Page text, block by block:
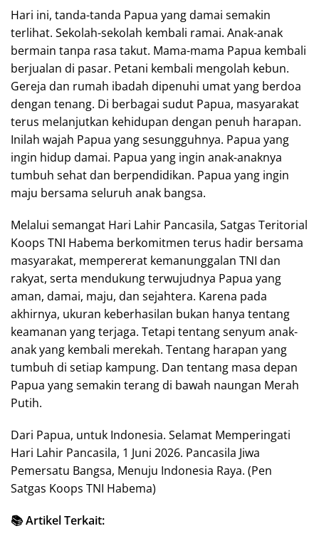
Hari ini, tanda-tanda Papua yang damai semakin
terlihat. Sekolah-sekolah kembali ramai. Anak-anak
bermain tanpa rasa takut. Mama-mama Papua kembali
berjualan di pasar. Petani kembali mengolah kebun.
Gereja dan rumah ibadah dipenuhi umat yang berdoa
dengan tenang. Di berbagai sudut Papua, masyarakat
terus melanjutkan kehidupan dengan penuh harapan.
Inilah wajah Papua yang sesungguhnya. Papua yang
ingin hidup damai. Papua yang ingin anak-anaknya
tumbuh sehat dan berpendidikan. Papua yang ingin
maju bersama seluruh anak bangsa.
Melalui semangat Hari Lahir Pancasila, Satgas Teritorial
Koops TNI Habema berkomitmen terus hadir bersama
masyarakat, mempererat kemanunggalan TNI dan
rakyat, serta mendukung terwujudnya Papua yang
aman, damai, maju, dan sejahtera. Karena pada
akhirnya, ukuran keberhasilan bukan hanya tentang
keamanan yang terjaga. Tetapi tentang senyum anak-
anak yang kembali merekah. Tentang harapan yang
tumbuh di setiap kampung. Dan tentang masa depan
Papua yang semakin terang di bawah naungan Merah
Putih.
Dari Papua, untuk Indonesia. Selamat Memperingati
Hari Lahir Pancasila, 1 Juni 2026. Pancasila Jiwa
Pemersatu Bangsa, Menuju Indonesia Raya. (Pen
Satgas Koops TNI Habema)
📚 Artikel Terkait: